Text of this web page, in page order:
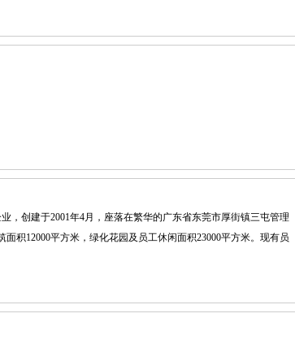
，创建于2001年4月，座落在繁华的广东省东莞市厚街镇三屯管理
面积12000平方米，绿化花园及员工休闲面积23000平方米。现有员